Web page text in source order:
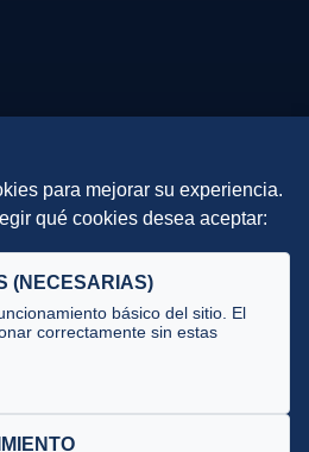
para mejorar su experiencia.
qué cookies desea aceptar:
(NECESARIAS)
básico del sitio. El
correctamente sin estas